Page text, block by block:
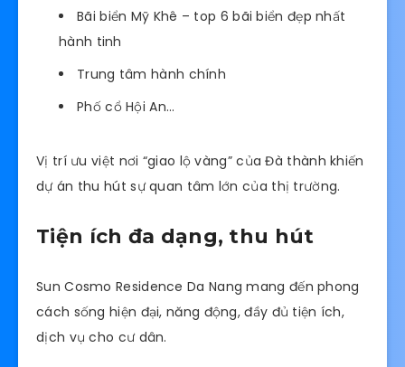
Bãi biển Mỹ Khê – top 6 bãi biển đẹp nhất
hành tinh
Trung tâm hành chính
Phố cổ Hội An…
Vị trí ưu việt nơi “giao lộ vàng” của Đà thành khiến
dự án thu hút sự quan tâm lớn của thị trường.
Tiện ích đa dạng, thu hút
Sun Cosmo Residence Da Nang mang đến phong
cách sống hiện đại, năng động, đầy đủ tiện ích,
dịch vụ cho cư dân.